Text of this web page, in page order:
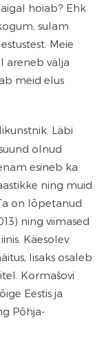
hoiab? Ehk
sulam
Meie
areneb välja
meid elus
Läbi
olnud
esineb ka
ning muid
on lõpetanud
ning viimased
Käesolev
lisaks osaleb
Kormašovi
Eestis ja
Põhja-